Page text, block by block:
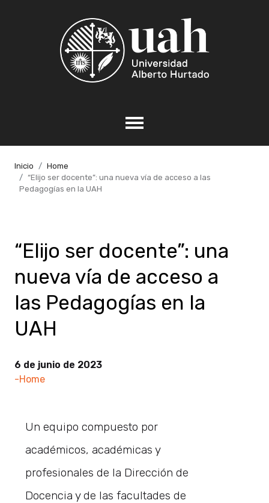
Inicio
Home
“Elijo ser docente”: una nueva vía de acceso a las
Pedagogías en la UAH
“Elijo ser docente”: una
nueva vía de acceso a
las Pedagogías en la
UAH
6 de junio de 2023
-Home
Un equipo compuesto por
académicos, académicas y
profesionales de la Dirección de
Docencia y de las facultades de